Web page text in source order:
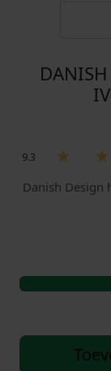
9.3
Danish Design